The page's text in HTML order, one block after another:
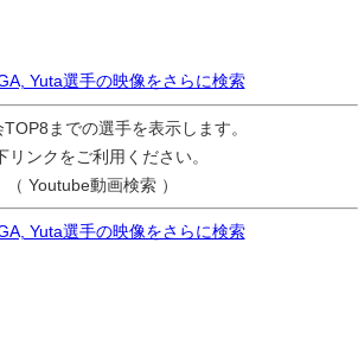
Yuta選手の映像をさらに検索
までの選手を表示します。
リンクをご利用ください。
（ Youtube動画検索 ）
Yuta選手の映像をさらに検索